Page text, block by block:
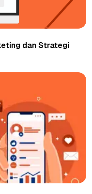
dan Strategi